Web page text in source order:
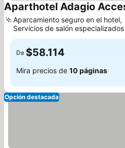
Aparthotel Adagio
Aparcamiento seguro en el hotel,
Servicios de salón especializados
De $58.114
Mira precios de 10 páginas
Opción destacada